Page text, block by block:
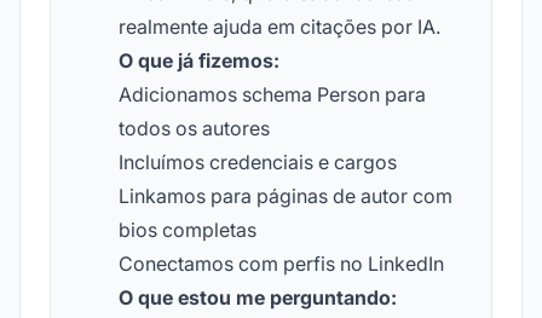
realmente ajuda em citações por IA.
O que já fizemos:
Adicionamos schema Person para
todos os autores
Incluímos credenciais e cargos
Linkamos para páginas de autor com
bios completas
Conectamos com perfis no LinkedIn
O que estou me perguntando: